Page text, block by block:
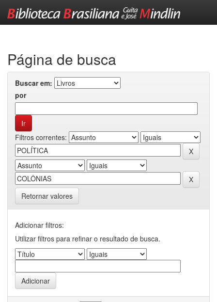
Página de busca
Buscar em:
por
Filtros correntes:
Retornar valores
Adicionar filtros:
Utilizar filtros para refinar o resultado de busca.